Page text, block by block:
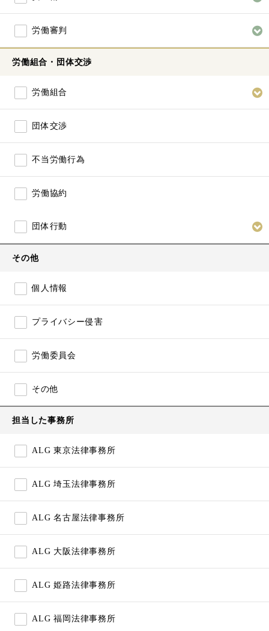
労働審判
労働組合・団体交渉
労働組合
団体交渉
不当労働行為
労働協約
団体行動
その他
個人情報
プライバシー侵害
労働委員会
その他
担当した事務所
ALG 東京法律事務所
ALG 埼玉法律事務所
ALG 名古屋法律事務所
ALG 大阪法律事務所
ALG 姫路法律事務所
ALG 福岡法律事務所